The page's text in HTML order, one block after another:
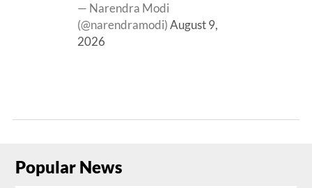
— Narendra Modi
(@narendramodi)August 9,
2026
Popular News